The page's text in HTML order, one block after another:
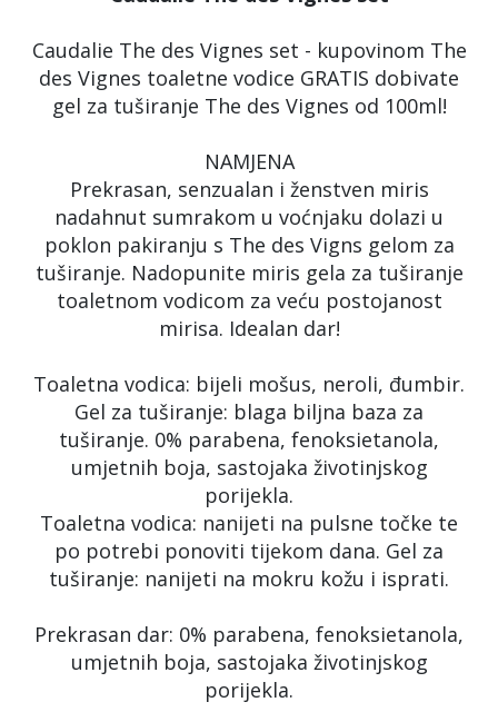
Caudalie The des Vignes set - kupovinom The
des Vignes toaletne vodice GRATIS dobivate
gel za tuširanje The des Vignes od 100ml!
NAMJENA
Prekrasan, senzualan i ženstven miris
nadahnut sumrakom u voćnjaku dolazi u
poklon pakiranju s The des Vigns gelom za
tuširanje. Nadopunite miris gela za tuširanje
toaletnom vodicom za veću postojanost
mirisa. Idealan dar!
Toaletna vodica: bijeli mošus, neroli, đumbir.
Gel za tuširanje: blaga biljna baza za
tuširanje. 0% parabena, fenoksietanola,
umjetnih boja, sastojaka životinjskog
porijekla.
Toaletna vodica: nanijeti na pulsne točke te
po potrebi ponoviti tijekom dana. Gel za
tuširanje: nanijeti na mokru kožu i isprati.
Prekrasan dar: 0% parabena, fenoksietanola,
umjetnih boja, sastojaka životinjskog
porijekla.